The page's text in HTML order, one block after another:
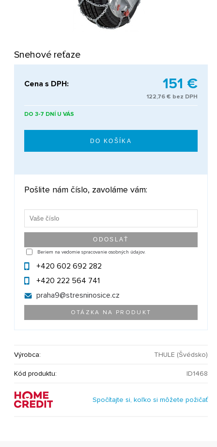
Snehové reťaze
Cena s DPH: 151 €
122,76 € bez DPH
DO 3-7 DNÍ U VÁS
Pošlite nám číslo, zavoláme vám:
Beriem na vedomie spracovanie osobných údajov.
+420 602 692 282
+420 222 564 741
praha9@stresninosice.cz
OTÁZKA NA PRODUKT
Výrobca: THULE (Švédsko)
Kód produktu: ID1468
Spočítajte si, koľko si môžete požičať